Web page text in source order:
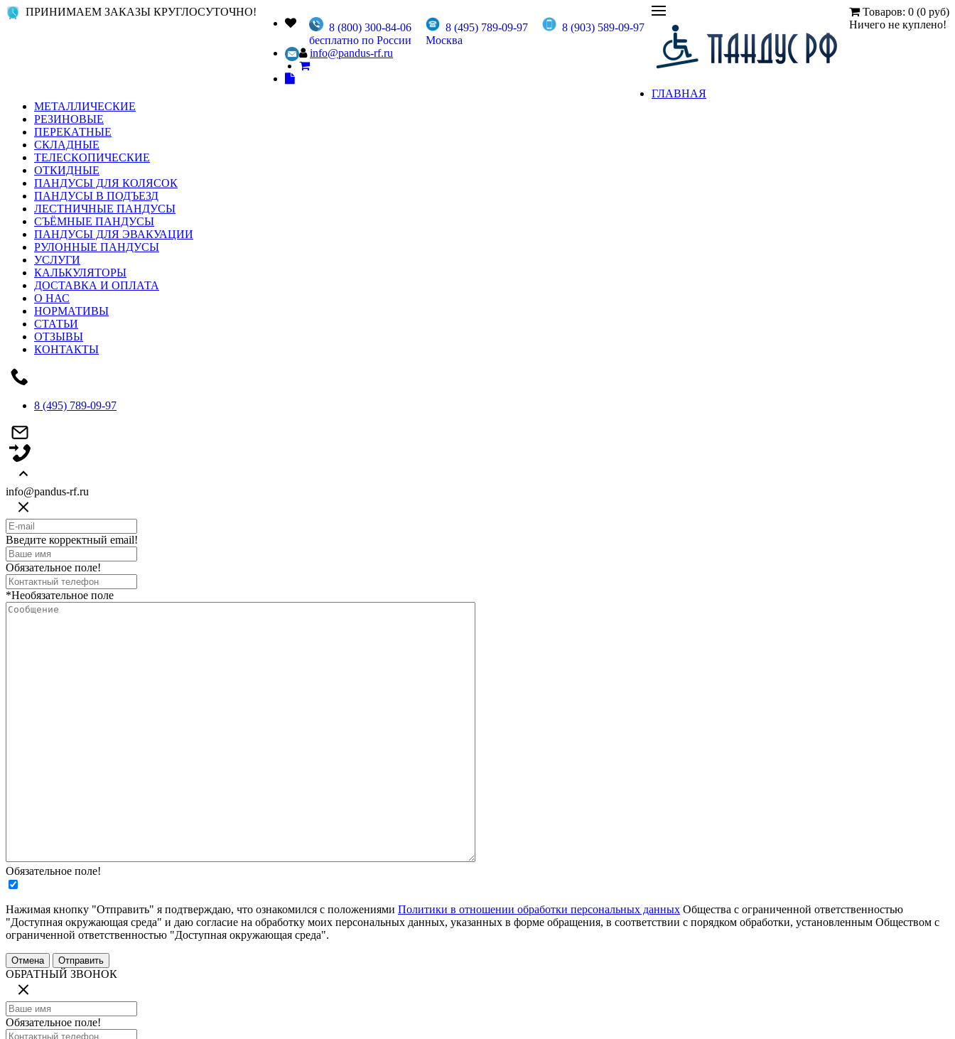
ПРИНИМАЕМ ЗАКАЗЫ КРУГЛОСУТОЧНО!
8 (800) 300-84-06
бесплатно по России
8 (495) 789-09-97
Москва
8 (903) 589-09-97
info@pandus-rf.ru
Товаров: 0 (0 руб)
Ничего не куплено!
ГЛАВНАЯ
МЕТАЛЛИЧЕСКИЕ
РЕЗИНОВЫЕ
ПЕРЕКАТНЫЕ
СКЛАДНЫЕ
ТЕЛЕСКОПИЧЕСКИЕ
ОТКИДНЫЕ
ПАНДУСЫ ДЛЯ КОЛЯСОК
ПАНДУСЫ В ПОДЪЕЗД
ЛЕСТНИЧНЫЕ ПАНДУСЫ
СЪЁМНЫЕ ПАНДУСЫ
ПАНДУСЫ ДЛЯ ЭВАКУАЦИИ
РУЛОННЫЕ ПАНДУСЫ
УСЛУГИ
КАЛЬКУЛЯТОРЫ
ДОСТАВКА И ОПЛАТА
О НАС
НОРМАТИВЫ
СТАТЬИ
ОТЗЫВЫ
КОНТАКТЫ
8 (495) 789-09-97
info@pandus-rf.ru
Введите корректный email!
Обязательное поле!
*Необязательное поле
Обязательное поле!
Нажимая кнопку "Отправить" я подтверждаю, что ознакомился с положениями Политики в отношении обработки персональных данных Общества с ограниченной ответственностью
"Доступная окружающая среда" и даю согласие на обработку моих персональных данных, указанных в форме обращения, в соответствии с порядком обработки, установленным Обществом с
ограниченной ответственностью "Доступная окружающая среда".
ОБРАТНЫЙ ЗВОНОК
Обязательное поле!